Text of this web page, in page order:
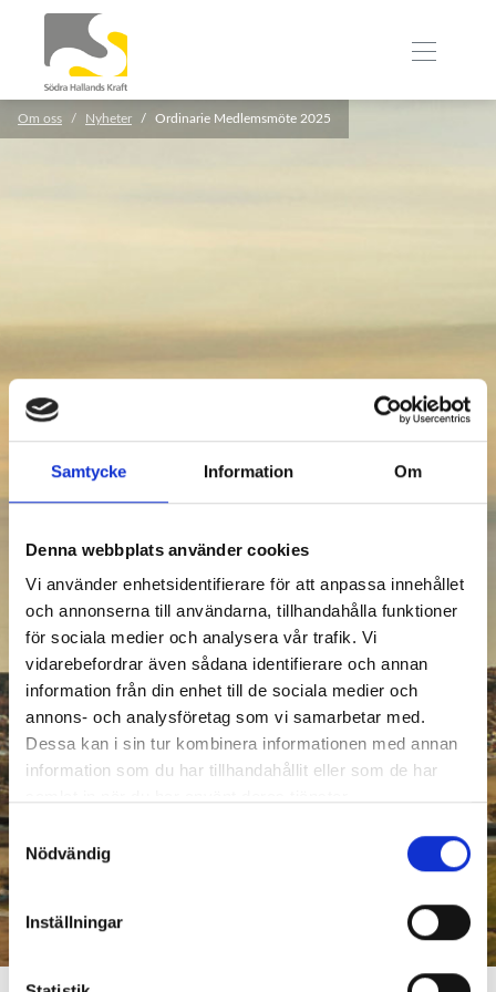
Samtycke Information Om
Denna webbplats använder cookies
Vi använder enhetsidentifierare för att anpassa innehållet
och annonserna till användarna, tillhandahålla funktioner
för sociala medier och analysera vår trafik. Vi
vidarebefordrar även sådana identifierare och annan
information från din enhet till de sociala medier och
annons- och analysföretag som vi samarbetar med.
Dessa kan i sin tur kombinera informationen med annan
information som du har tillhandahållit eller som de har
Samtyckesval
Nödvändig
Inställningar
Om oss Nyheter Ordinarie Medlemsmöte 2025